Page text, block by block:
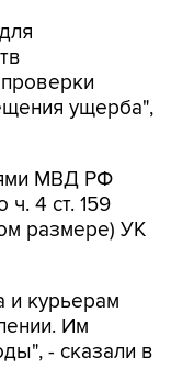
ущерба",
МВД РФ
4 ст. 159
размере) УК
и курьерам
Им
- сказали в